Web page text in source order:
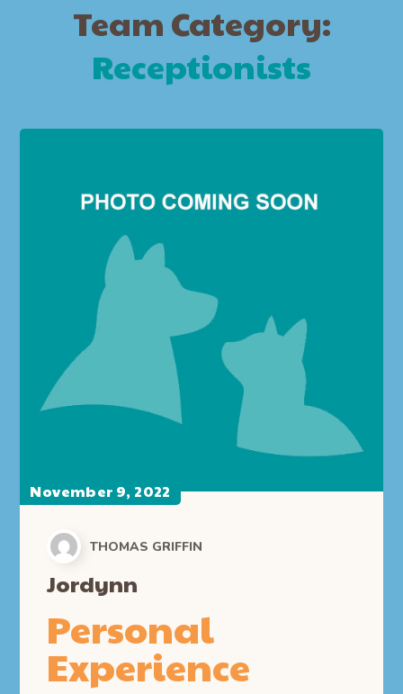
Team Category:
Receptionists
November 9, 2022
THOMAS GRIFFIN
Jordynn
Personal
Experience